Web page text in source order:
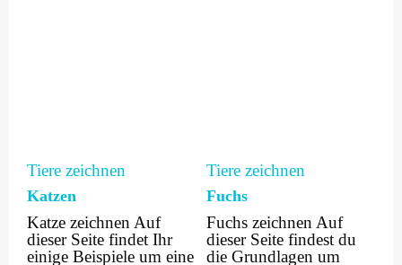
Tiere zeichnen
Katzen
Katze zeichnen Auf
dieser Seite findet Ihr
einige Beispiele um eine
Tiere zeichnen
Fuchs
Fuchs zeichnen Auf
dieser Seite findest du
die Grundlagen um